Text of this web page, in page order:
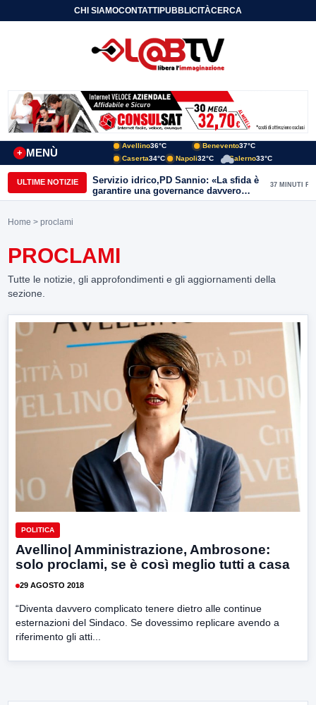
CHI SIAMOCONTATTIPUBBLICITÀCERCA
MENÙ
+
Avellino36°C Benevento37°C
Caserta34°C Napoli32°C Salerno33°C
ULTIME NOTIZIE
Servizio idrico,PD Sannio: «La sfida è
garantire una governance davvero
pubblica»
37 MINUTI FA
Home > proclami
PROCLAMI
Tutte le notizie, gli approfondimenti e gli aggiornamenti della
sezione.
POLITICA
Avellino| Amministrazione, Ambrosone:
solo proclami, se è così meglio tutti a casa
29 AGOSTO 2018
“Diventa davvero complicato tenere dietro alle continue
esternazioni del Sindaco. Se dovessimo replicare avendo a
riferimento gli atti...